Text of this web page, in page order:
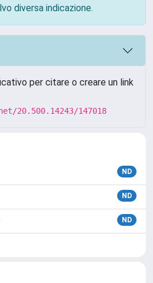
diversa indicazione.
per citare o creare un link
20.500.14243/147018
ND
ND
ND